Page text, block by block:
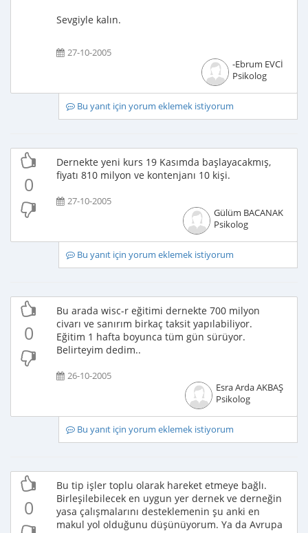
Sevgiyle kalın.
27-10-2005
-Ebrum EVCİ
Psikolog
Bu yanıt için yorum eklemek istiyorum
0
Dernekte yeni kurs 19 Kasımda başlayacakmış,
fiyatı 810 milyon ve kontenjanı 10 kişi.
27-10-2005
Gülüm BACANAK
Psikolog
Bu yanıt için yorum eklemek istiyorum
0
Bu arada wisc-r eğitimi dernekte 700 milyon
civarı ve sanırım birkaç taksit yapılabiliyor.
Eğitim 1 hafta boyunca tüm gün sürüyor.
Belirteyim dedim..
26-10-2005
Esra Arda AKBAŞ
Psikolog
Bu yanıt için yorum eklemek istiyorum
0
Bu tip işler toplu olarak hareket etmeye bağlı.
Birleşilebilecek en uygun yer dernek ve derneğin
yasa çalışmalarını desteklemenin şu anki en
makul yol olduğunu düşünüyorum. Ya da Avrupa